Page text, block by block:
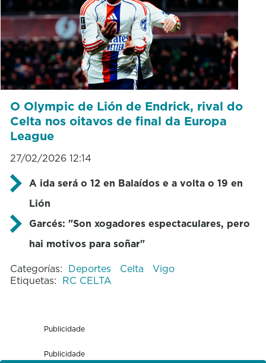
O Olympic de Lión de Endrick, rival do
Celta nos oitavos de final da Europa
League
27/02/2026 12:14
A ida será o 12 en Balaídos e a volta o 19 en
Lión
Garcés: "Son xogadores espectaculares, pero
hai motivos para soñar"
Categorías: Deportes Celta
Vigo
Etiquetas: RC CELTA
Publicidade
Publicidade